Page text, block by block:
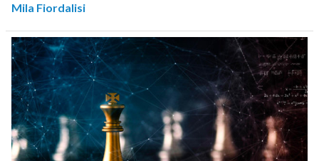
Mila Fiordalisi